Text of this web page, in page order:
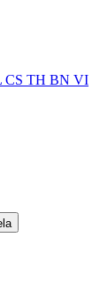
CS TH BN VI